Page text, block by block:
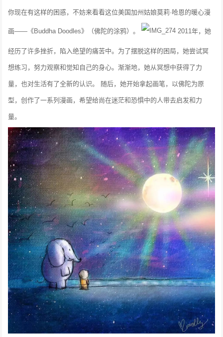
你现在有这样的困惑，不妨来看看这位美国加州姑娘莫莉·哈恩的暖心漫
画——《Buddha Doodles》（佛陀的涂鸦）。 2011年，她
经历了许多挫折，陷入绝望的痛苦中。为了摆脱这样的困局，她尝试冥
想练习，努力观察和觉知自己的身心。渐渐地，她从冥想中获得了力
量，也对生活有了全新的认识。 随后，她开始拿起画笔，以佛陀为原
型，创作了一系列漫画，希望给尚在迷茫和恐惧中的人带去启发和力
量。